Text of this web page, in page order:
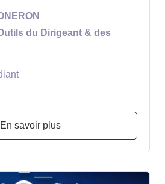
du Dirigeant & des
En savoir plus